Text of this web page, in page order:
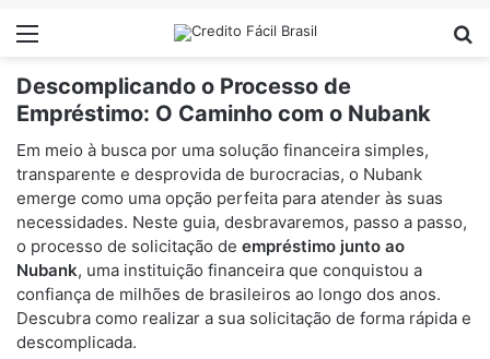
Menu
Descomplicando o Processo de
Empréstimo: O Caminho com o Nubank
Em meio à busca por uma solução financeira simples,
transparente e desprovida de burocracias, o Nubank
emerge como uma opção perfeita para atender às suas
necessidades. Neste guia, desbravaremos, passo a passo,
o processo de solicitação de empréstimo junto ao
Nubank, uma instituição financeira que conquistou a
confiança de milhões de brasileiros ao longo dos anos.
Descubra como realizar a sua solicitação de forma rápida e
descomplicada.